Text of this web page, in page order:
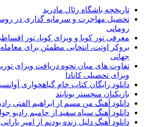
تاریخچه باشگاه رئال مادرید
تحصیل مهاجرت و سرمایه گذاری در
رومانی
معرفی تور کوبا و ویزای کوبا، تور
بروکر اوتت، انتخابی مطمئن برای
جهانی
تفاوت های میان نحوه دریافت ویزای
ویزای تحصیلی کانادا
دانلود رایگان کتاب خام گیاهخواری
بازیکنان منچستر یونایتد
دانلود آهنگ من مسم از ابراهیم الفتی
دانلود آهنگ سیاه سفید از حامیم رادیو
دانلود آهنگ دلیل زنده بودنم از امیر